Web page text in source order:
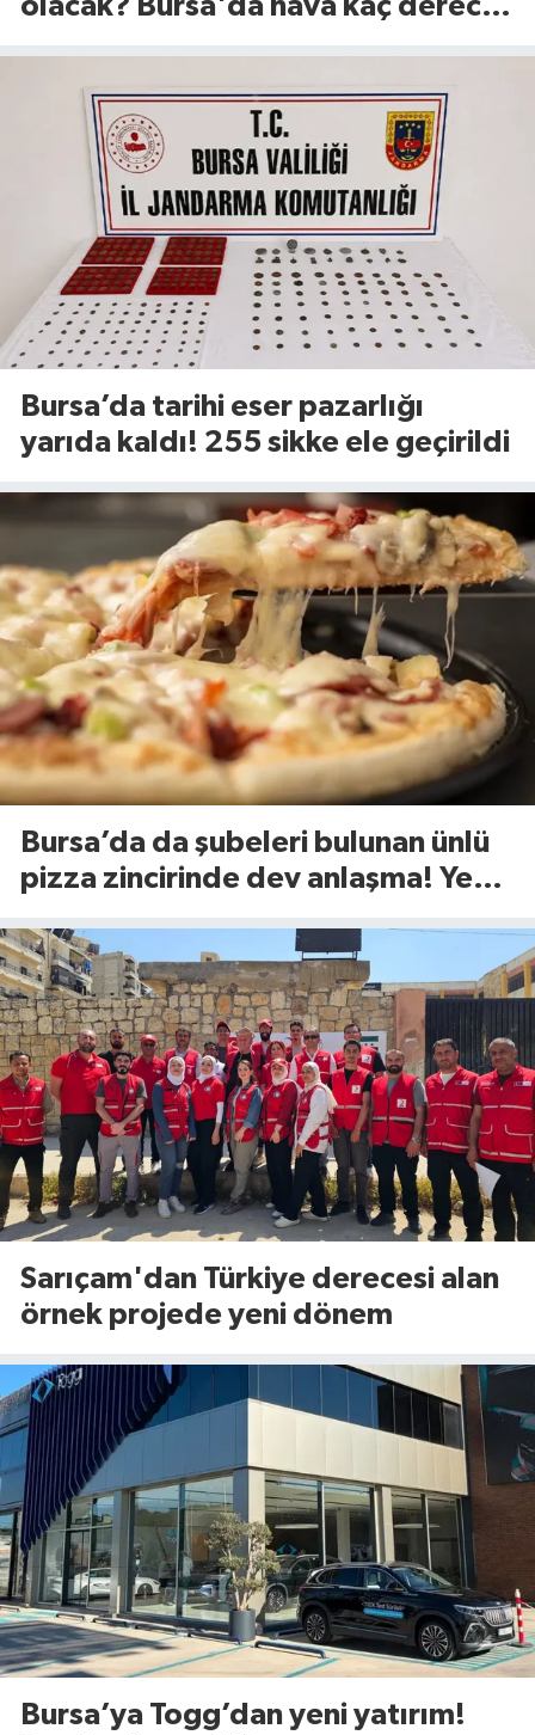
olacak? Bursa'da hava kaç derece?
Bursa’da tarihi eser pazarlığı
yarıda kaldı! 255 sikke ele geçirildi
Bursa’da da şubeleri bulunan ünlü
pizza zincirinde dev anlaşma! Yeni
Sarıçam'dan Türkiye derecesi alan
örnek projede yeni dönem
Bursa’ya Togg’dan yeni yatırım!